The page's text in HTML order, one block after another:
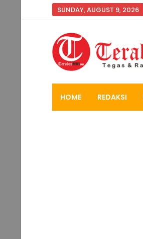
SUNDAY, AUGUST 9, 2026
HOME REDAKSI